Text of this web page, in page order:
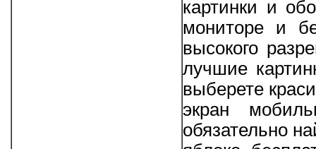
картинки и
мониторе и
высокого
лучшие
выберете
экран
обязательно